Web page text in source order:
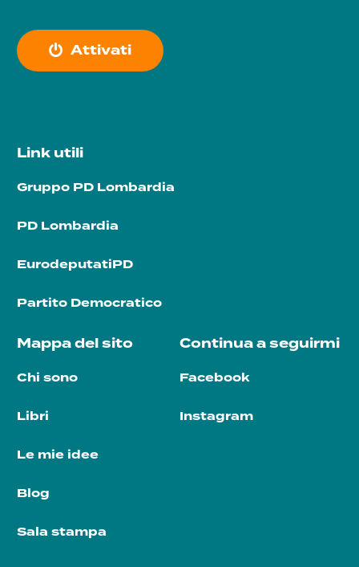
Attivati
Link utili
Gruppo PD Lombardia
PD Lombardia
EurodeputatiPD
Partito Democratico
Mappa del sito
Chi sono
Libri
Le mie idee
Blog
Sala stampa
Continua a seguirmi
Facebook
Instagram